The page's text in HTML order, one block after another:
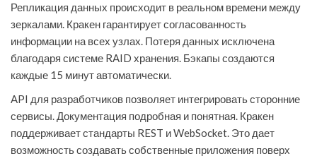
Репликация данных происходит в реальном времени между
зеркалами. Кракен гарантирует согласованность
информации на всех узлах. Потеря данных исключена
благодаря системе RAID хранения. Бэкапы создаются
каждые 15 минут автоматически.
API для разработчиков позволяет интегрировать сторонние
сервисы. Документация подробная и понятная. Кракен
поддерживает стандарты REST и WebSocket. Это дает
возможность создавать собственные приложения поверх